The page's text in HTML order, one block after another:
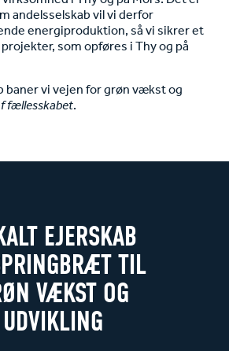
andelsselskab vil vi derfor
energiproduktion, så vi sikrer et
som opføres i Thy og på
baner vi vejen for grøn vækst og
fællesskabet.
EJERSKAB
TIL
VÆKST OG
UDVIKLING